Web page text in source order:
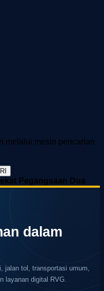
melalui mesin pencarian
Pegangsaan Dua
dalam
jalan tol, transportasi umum,
layanan digital RVG.